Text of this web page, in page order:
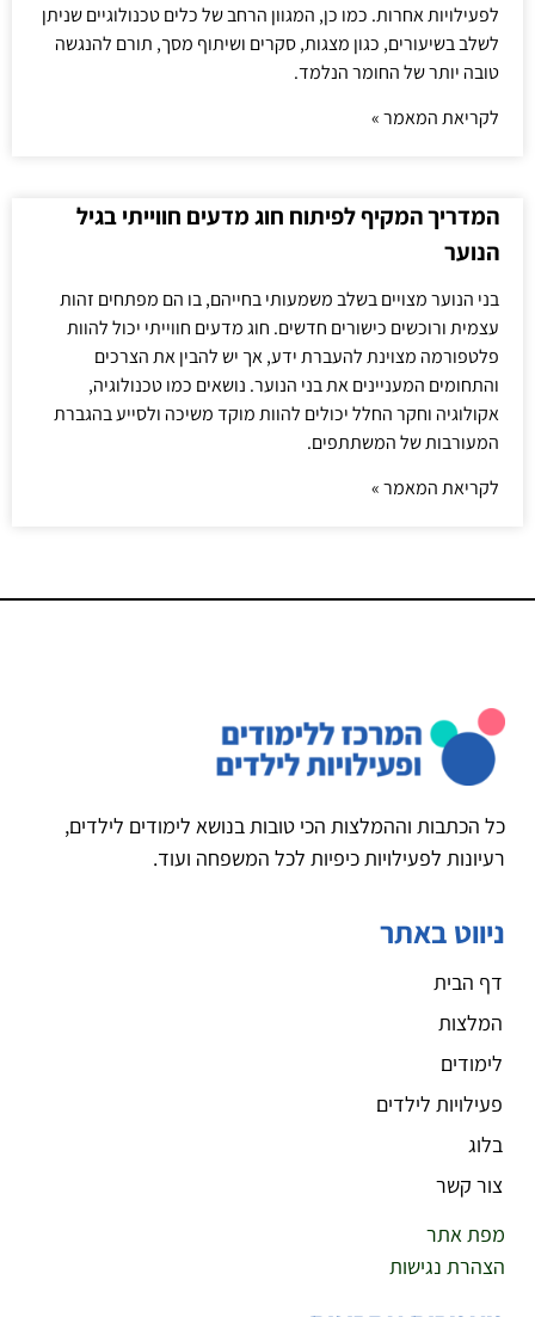
לפעילויות אחרות. כמו כן, המגוון הרחב של כלים טכנולוגיים שניתן
לשלב בשיעורים, כגון מצגות, סקרים ושיתוף מסך, תורם להנגשה
טובה יותר של החומר הנלמד.
לקריאת המאמר »
המדריך המקיף לפיתוח חוג מדעים חווייתי בגיל
הנוער
בני הנוער מצויים בשלב משמעותי בחייהם, בו הם מפתחים זהות
עצמית ורוכשים כישורים חדשים. חוג מדעים חווייתי יכול להוות
פלטפורמה מצוינת להעברת ידע, אך יש להבין את הצרכים
והתחומים המעניינים את בני הנוער. נושאים כמו טכנולוגיה,
אקולוגיה וחקר החלל יכולים להוות מוקד משיכה ולסייע בהגברת
המעורבות של המשתתפים.
לקריאת המאמר »
כל הכתבות וההמלצות הכי טובות בנושא לימודים לילדים,
רעיונות לפעילויות כיפיות לכל המשפחה ועוד.
ניווט באתר
דף הבית
המלצות
לימודים
פעילויות לילדים
בלוג
צור קשר
מפת אתר
הצהרת נגישות